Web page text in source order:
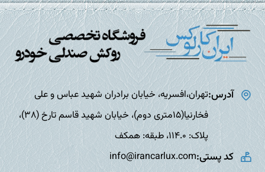
آدرس:تهران،افسریه، خیابان برادران شهید عباس و علی
فخارنیا(15متری دوم)، خیابان شهید قاسم تارخ (38)،
پلاک: 114.0، طبقه: همکف
کد پستی:info@irancarlux.com